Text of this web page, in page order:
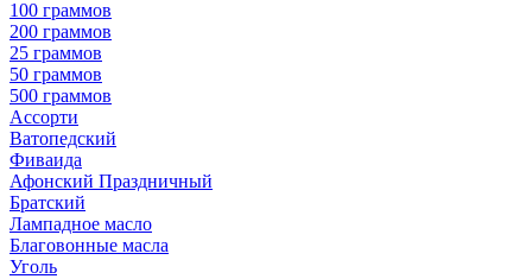
100 граммов
200 граммов
25 граммов
50 граммов
500 граммов
Ассорти
Ватопедский
Фиваида
Афонский Праздничный
Братский
Лампадное масло
Благовонные масла
Уголь